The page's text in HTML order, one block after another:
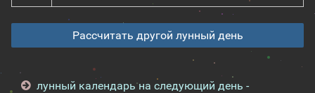
Рассчитать другой лунный день
лунный календарь на следующий день -